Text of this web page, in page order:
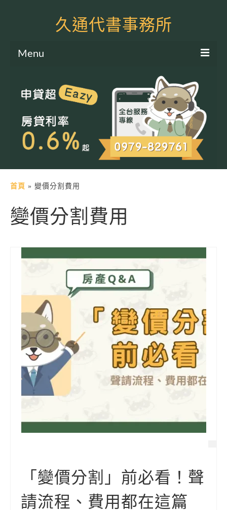
久通代書事務所
Menu
土地二胎申貸
房屋二胎申貸
軍公教貸款
土地貸款
房屋貸款
信用貸款
代書貸款
銀行貸款
其他貸款
申貸Q&A
久通專欄
時事解析
生活理財
首頁 » 變價分割費用
變價分割費用
「變價分割」前必看！聲
請流程、費用都在這篇